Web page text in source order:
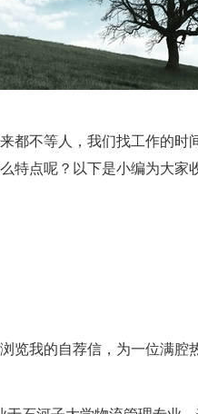
都不等人，我们找工作的时
特点呢？以下是小编为大
览我的自荐信，为一位满